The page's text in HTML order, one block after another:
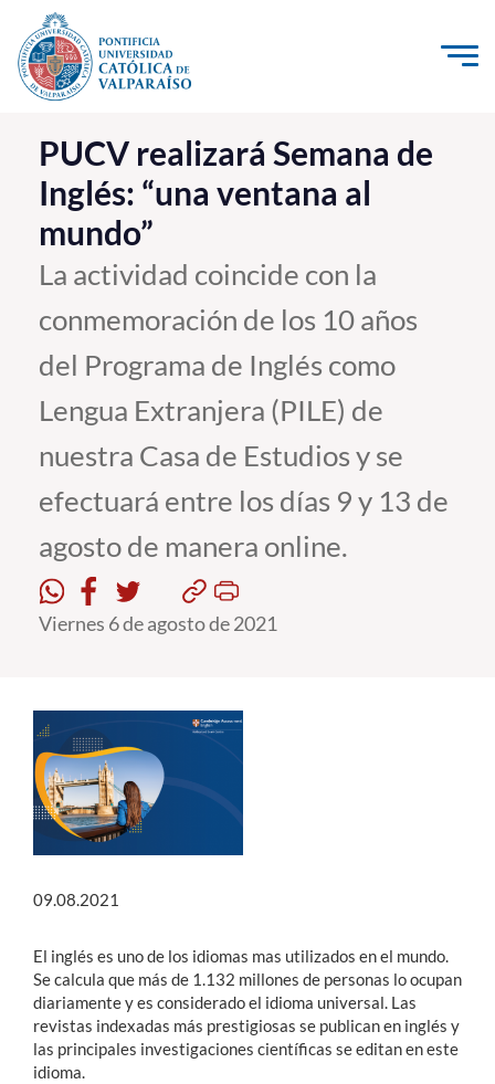
Click acá para ir directamente al contenido
La Universidad
Investigación, Creación e Innovación
PUCV Internacional
Vinculación con el Medio
Admisión
Estudiantes
Académicos
Funcionarios
English
PUCV realizará Semana de
Inglés: “una ventana al
mundo”
La actividad coincide con la
conmemoración de los 10 años
del Programa de Inglés como
Lengua Extranjera (PILE) de
nuestra Casa de Estudios y se
efectuará entre los días 9 y 13 de
agosto de manera online.
Viernes 6 de agosto de 2021
09.08.2021
El inglés es uno de los idiomas mas utilizados en el mundo.
Se calcula que más de 1.132 millones de personas lo ocupan
diariamente y es considerado el idioma universal. Las
revistas indexadas más prestigiosas se publican en inglés y
las principales investigaciones científicas se editan en este
idioma.